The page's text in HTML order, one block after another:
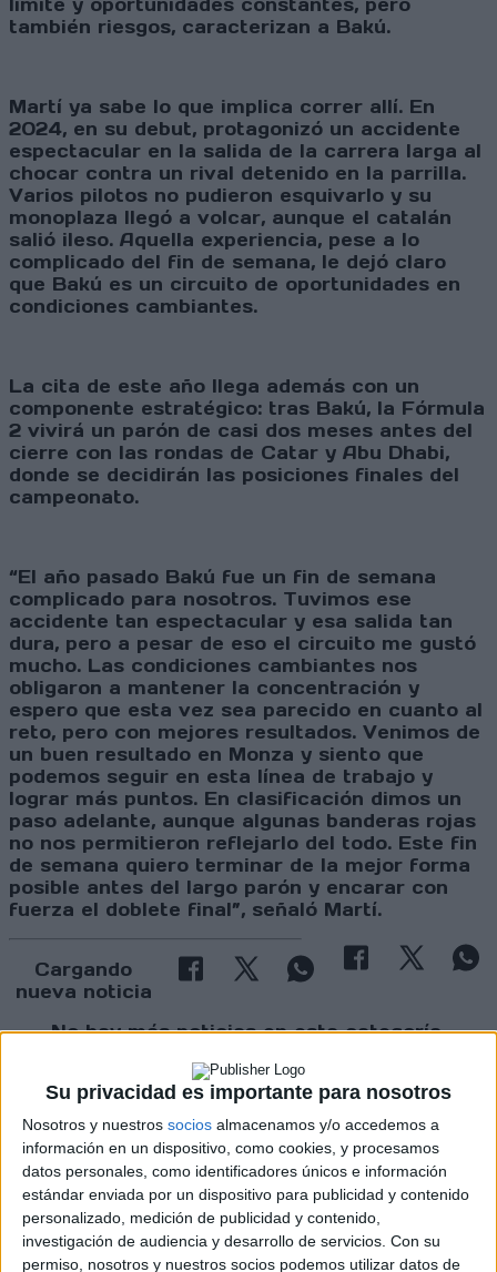
Su privacidad es importante para nosotros
Nosotros y nuestros socios almacenamos y/o accedemos a
información en un dispositivo, como cookies, y procesamos
datos personales, como identificadores únicos e información
estándar enviada por un dispositivo para publicidad y contenido
personalizado, medición de publicidad y contenido,
investigación de audiencia y desarrollo de servicios. Con su
permiso, nosotros y nuestros socios podemos utilizar datos de
límite y oportunidades constantes, pero
también riesgos, caracterizan a Bakú.
Martí ya sabe lo que implica correr allí. En
2024, en su debut, protagonizó un accidente
espectacular en la salida de la carrera larga al
chocar contra un rival detenido en la parrilla.
Varios pilotos no pudieron esquivarlo y su
monoplaza llegó a volcar, aunque el catalán
salió ileso. Aquella experiencia, pese a lo
complicado del fin de semana, le dejó claro
que Bakú es un circuito de oportunidades en
condiciones cambiantes.
La cita de este año llega además con un
componente estratégico: tras Bakú, la Fórmula
2 vivirá un parón de casi dos meses antes del
cierre con las rondas de Catar y Abu Dhabi,
donde se decidirán las posiciones finales del
campeonato.
“El año pasado Bakú fue un fin de semana
complicado para nosotros. Tuvimos ese
accidente tan espectacular y esa salida tan
dura, pero a pesar de eso el circuito me gustó
mucho. Las condiciones cambiantes nos
obligaron a mantener la concentración y
espero que esta vez sea parecido en cuanto al
reto, pero con mejores resultados. Venimos de
un buen resultado en Monza y siento que
podemos seguir en esta línea de trabajo y
lograr más puntos. En clasificación dimos un
paso adelante, aunque algunas banderas rojas
no nos permitieron reflejarlo del todo. Este fin
de semana quiero terminar de la mejor forma
posible antes del largo parón y encarar con
fuerza el doblete final”, señaló Martí.
Cargando
nueva noticia
No hay más noticias en esta categoría.
Rallyes